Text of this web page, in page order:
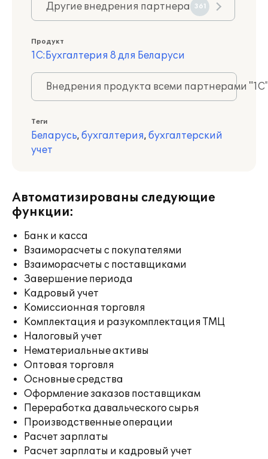
Другие внедрения партнера 361
Продукт
1С:Бухгалтерия 8 для Беларуси
Внедрения продукта всеми партнерами
Теги
Беларусь, бухгалтерия, бухгалтерский
учет
Автоматизированы следующие
функции:
Банк и касса
Взаиморасчеты с покупателями
Взаиморасчеты с поставщиками
Завершение периода
Кадровый учет
Комиссионная торговля
Комплектация и разукомплектация ТМЦ
Налоговый учет
Нематериальные активы
Оптовая торговля
Основные средства
Оформление заказов поставщикам
Переработка давальческого сырья
Производственные операции
Расчет зарплаты
Расчет зарплаты и кадровый учет